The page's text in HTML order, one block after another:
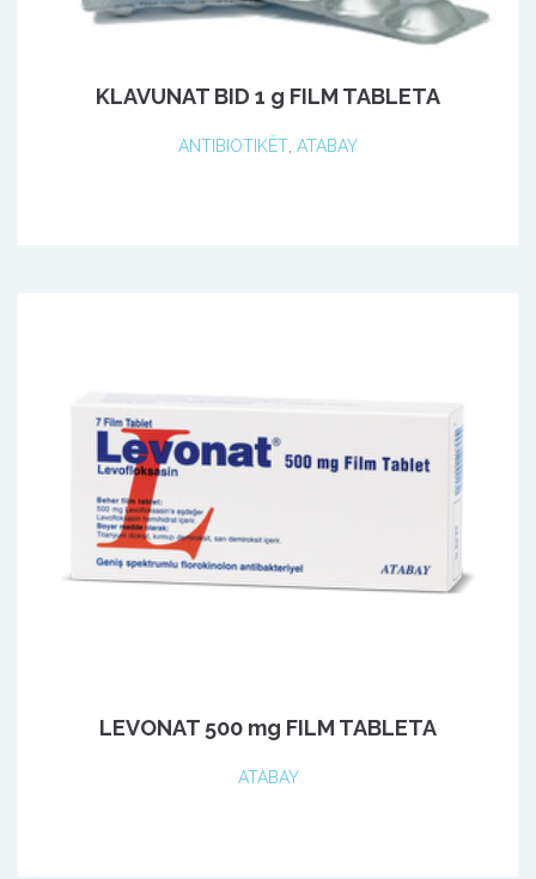
KLAVUNAT BID 1 g FILM TABLETA
ANTIBIOTIKËT ATABAY
LEVONAT 500 mg FILM TABLETA
ATABAY